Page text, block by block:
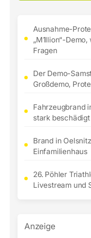
Ausnahme-
„M1llion“-
Fragen
Der Demo-
Großdemo,
Fahrzeugbrand
stark beschädigt
Brand in
Einfamilienhaus
26. Pöhler
Livestream und
Anzeige